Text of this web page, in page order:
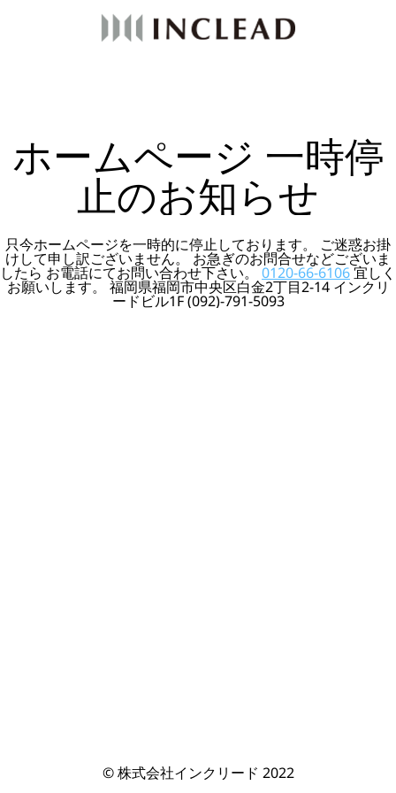
ホームページ 一時停
止のお知らせ
只今ホームページを一時的に停止しております。 ご迷惑お掛
けして申し訳ございません。 お急ぎのお問合せなどございま
したら お電話にてお問い合わせ下さい。0120-66-6106宜しく
お願いします。 福岡県福岡市中央区白金2丁目2-14 インクリ
ードビル1F (092)-791-5093
© 株式会社インクリード 2022